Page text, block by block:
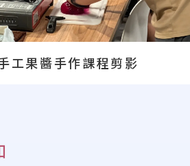
工果醬手作課程剪影